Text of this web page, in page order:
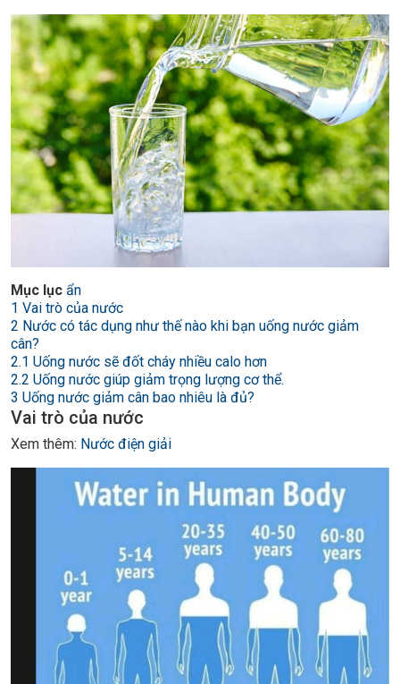
Mục lục ẩn
1 Vai trò của nước
2 Nước có tác dụng như thế nào khi bạn uống nước giảm
cân?
2.1 Uống nước sẽ đốt cháy nhiều calo hơn
2.2 Uống nước giúp giảm trọng lượng cơ thể.
3 Uống nước giảm cân bao nhiêu là đủ?
Vai trò của nước
Xem thêm: Nước điện giải